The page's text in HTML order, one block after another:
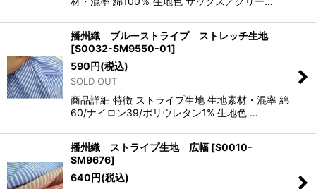
播州織 ブルーストライプ ストレッチ生地
[S0032-SM9550-01]
590円(税込)
SOLD OUT
商品詳細 特徴 ストライプ生地 生地素材・混率 綿
60/ナイロン39/ポリウレタン1% 生地色 …
播州織 ストライプ生地 広幅 [S0010-
SM9676]
640円(税込)